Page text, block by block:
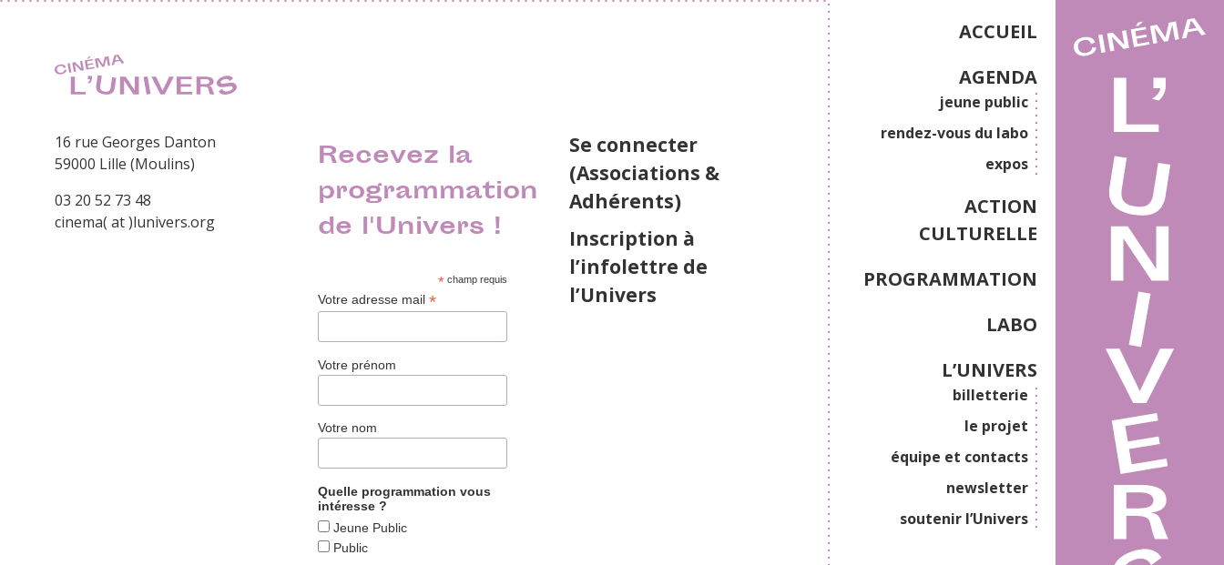
ACCUEIL
AGENDA
jeune public
rendez-vous du labo
expos
ACTION
CULTURELLE
PROGRAMMATION
LABO
L’UNIVERS
billetterie
le projet
équipe et contacts
newsletter
soutenir l’Univers
16 rue Georges Danton
59000 Lille (Moulins)
03 20 52 73 48
cinema( at )lunivers.org
Recevez la
programmation
de l'Univers !
*champ requis
Votre adresse mail*
Votre prénom
Votre nom
Quelle programmation vous
intéresse ?
Jeune Public
Public
Se connecter
(Associations &
Adhérents)
Inscription à
l’infolettre de
l’Univers